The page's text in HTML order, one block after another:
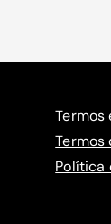
Termos
Termos
Política